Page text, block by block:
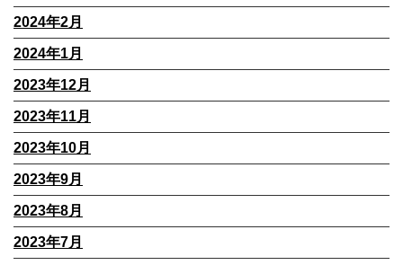
2024年2月
2024年1月
2023年12月
2023年11月
2023年10月
2023年9月
2023年8月
2023年7月